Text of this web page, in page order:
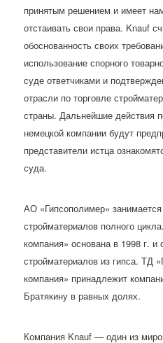
принятым решением и имеет
отстаивать свои права. Knauf
обоснованность своих
использование спорного
суде ответчиками и
отрасли по торговле
страны. Дальнейшие действия
немецкой компании будут
представители истца
суда.
АО «Гипсополимер»
стройматериалов полного
компания» основана в 1998 г.
стройматериалов из гипса. ТД
компания» принадлежит
Братякину в равных долях.
Компания Knauf — один из